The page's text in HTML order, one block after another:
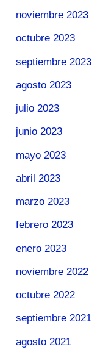
noviembre 2023
octubre 2023
septiembre 2023
agosto 2023
julio 2023
junio 2023
mayo 2023
abril 2023
marzo 2023
febrero 2023
enero 2023
noviembre 2022
octubre 2022
septiembre 2021
agosto 2021